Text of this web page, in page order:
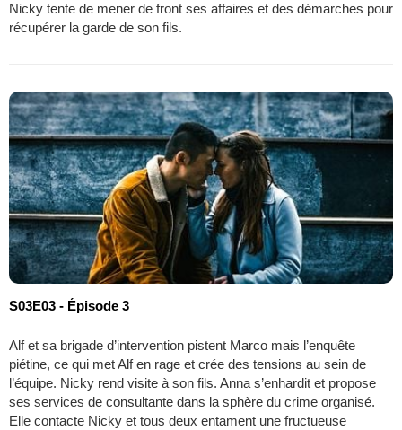
Nicky tente de mener de front ses affaires et des démarches pour
récupérer la garde de son fils.
S03E03 - Épisode 3
Alf et sa brigade d’intervention pistent Marco mais l’enquête
piétine, ce qui met Alf en rage et crée des tensions au sein de
l’équipe. Nicky rend visite à son fils. Anna s’enhardit et propose
ses services de consultante dans la sphère du crime organisé.
Elle contacte Nicky et tous deux entament une fructueuse